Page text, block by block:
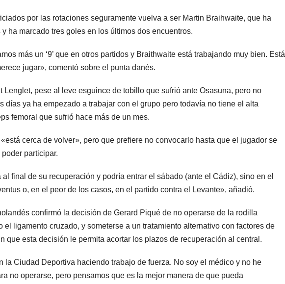
por las rotaciones seguramente vuelva a ser Martin Braihwaite, que ha
ha marcado tres goles en los últimos dos encuentros.
más un ‘9’ que en otros partidos y Braithwaite está trabajando muy bien. Está
jugar», comentó sobre el punta danés.
Lenglet, pese al leve esguince de tobillo que sufrió ante Osasuna, pero no
días ya ha empezado a trabajar con el grupo pero todavía no tiene el alta
femoral que sufrió hace más de un mes.
cerca de volver», pero que prefiere no convocarlo hasta que el jugador se
participar.
final de su recuperación y podría entrar el sábado (ante el Cádiz), sino en el
o, en el peor de los casos, en el partido contra el Levante», añadió.
confirmó la decisión de Gerard Piqué de no operarse de la rodilla
el ligamento cruzado, y someterse a un tratamiento alternativo con factores de
que esta decisión le permita acortar los plazos de recuperación al central.
la Ciudad Deportiva haciendo trabajo de fuerza. No soy el médico y no he
no operarse, pero pensamos que es la mejor manera de que pueda